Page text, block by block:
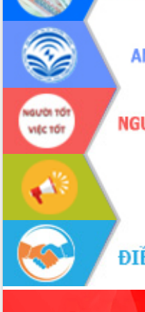
Bầu cử Quốc hội và HĐND: Cử tri Đắk
Lắk gửi gắm niềm tin, kỳ vọng vào lá
phiếu
Đắk Lắk sẵn sàng các điều kiện cho
Ngày hội bầu cử đại biểu Quốc hội
khóa XVI và HĐND các cấp nhiệm kỳ
2026-2031
Đảm bảo cuộc bầu cử đại biểu Quốc
hội và đại biểu HĐND các cấp diễn ra
an toàn, hiệu quả, đúng quy định
Thủ tướng Chính phủ Phạm Minh Chính
kiểm tra, chỉ đạo hoàn thành các dự
án cao tốc và thăm khu tái định cư tại
Đắk Lắk
Sôi nổi Hội đua ngựa truyền thống Gò
Thì Thùng mừng Xuân Bính Ngọ 2026
Lãnh đạo tỉnh dâng hương tưởng niệm
tại Đập Đồng Cam đầu Xuân Bính Ngọ
Ngành nông nghiệp phấn đấu tăng
trưởng đạt 5,86% trong năm 2026
UBND tỉnh Đắk Lắk triển khai công tác